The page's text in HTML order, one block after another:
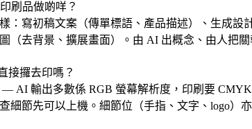
刷品做啲咩？
：寫初稿文案（傳單標語、產品描述）、生成設
（去背景、擴展畫面）。由 AI 出概念、由人把
接攞去印嗎？
AI 輸出多數係 RGB 螢幕解析度，印刷要 CMYK
細節先可以上機。細節位（手指、文字、logo）